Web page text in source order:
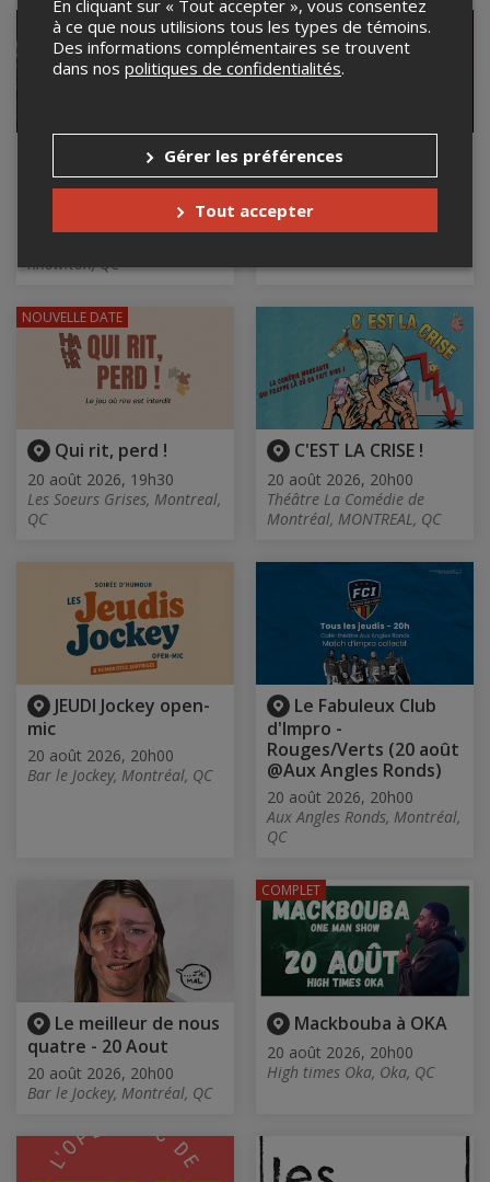
Los Domingos, de
Alauda Ruiz de Azúa |
Knowlton, QC
Soirée Stand-Up
20 août 2026, 19h00
Le Terminal Comédie Club,
Montréal, QC
Qui rit, perd !
20 août 2026, 19h30
Les Soeurs Grises, Montreal,
QC
NOUVELLE DATE
C'EST LA CRISE !
20 août 2026, 20h00
Théâtre La Comédie de
Montréal, MONTREAL, QC
JEUDI Jockey open-
mic
20 août 2026, 20h00
Bar le Jockey, Montréal, QC
Le Fabuleux Club
d'Impro -
Rouges/Verts (20 août
@Aux Angles Ronds)
20 août 2026, 20h00
Aux Angles Ronds, Montréal,
QC
Le meilleur de nous
quatre - 20 Aout
20 août 2026, 20h00
Bar le Jockey, Montréal, QC
Mackbouba à OKA
20 août 2026, 20h00
High times Oka, Oka, QC
COMPLET
En cliquant sur « Tout accepter », vous consentez
à ce que nous utilisions tous les types de témoins.
Des informations complémentaires se trouvent
dans nos politiques de confidentialités.
Gérer les préférences
Tout accepter